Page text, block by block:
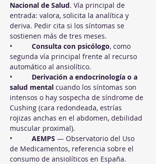
Nacional de Salud. Vía principal de
entrada: valora, solicita la analítica y
deriva. Pedir cita si los síntomas se
sostienen más de tres meses.
• Consulta con psicólogo, como
segunda vía principal frente al recurso
automático al ansiolítico.
• Derivación a endocrinología o a
salud mental cuando los síntomas son
intensos o hay sospecha de síndrome de
Cushing (cara redondeada, estrías
rojizas anchas en el abdomen, debilidad
muscular proximal).
• AEMPS — Observatorio del Uso
de Medicamentos, referencia sobre el
consumo de ansiolíticos en España.